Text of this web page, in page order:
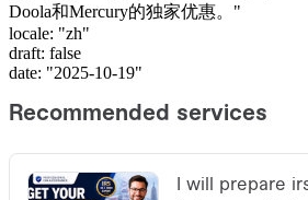
Doola和Mercury的独家优惠。"
locale: "zh"
draft: false
date: "2025-10-19"